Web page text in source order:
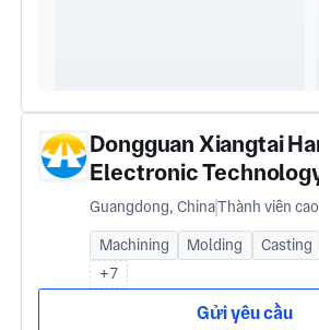
Dongguan Xiangtai
Electronic
Guangdong, ChinaThành viên
Machining Molding Casting
+7
Gửi yêu cầu